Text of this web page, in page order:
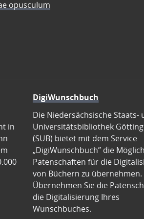
opusculum
in
DigiWunschbuch
Die Niedersächsische Staats-
Universitätsbibliothek
(SUB) bietet mit dem Service
„DigiWunschbuch” die
Patenschaften für die
von Büchern zu übernehmen.
Übernehmen Sie die
die Digitalisierung Ihres
Wunschbuches.